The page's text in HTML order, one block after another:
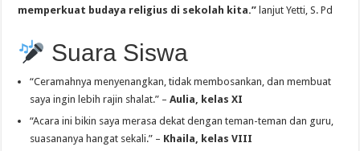
memperkuat budaya religius di sekolah kita.” lanjut Yetti, S. Pd
Suara Siswa
“Ceramahnya menyenangkan, tidak membosankan, dan membuat
saya ingin lebih rajin shalat.” –Aulia, kelas XI
“Acara ini bikin saya merasa dekat dengan teman-teman dan guru,
suasananya hangat sekali.” – Khaila, kelas VIII